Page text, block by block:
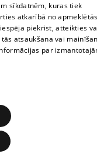
sīkdatnēm, kuras tiek
atkarībā no
piekrist, atteikties
atsaukšana vai
par